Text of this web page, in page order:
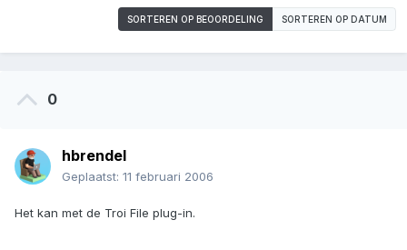
SORTEREN OP BEOORDELING SORTEREN OP DATUM
0
hbrendel
Geplaatst: 11 februari 2006
Het kan met de Troi File plug-in.